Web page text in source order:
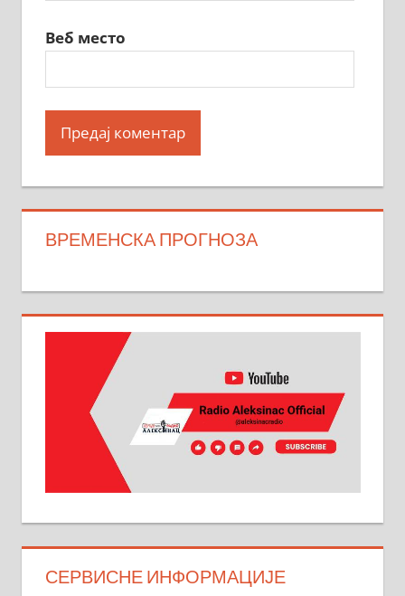
Веб место
ВРЕМЕНСКА ПРОГНОЗА
СЕРВИСНЕ ИНФОРМАЦИЈЕ